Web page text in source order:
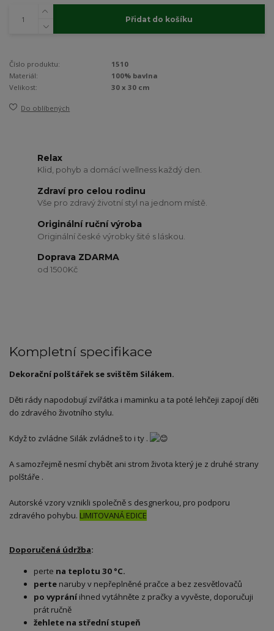
Přidat do košíku
Číslo produktu:
1510
Materiál:
100% bavlna
Velikost:
30 x 30 cm
Do oblíbených
Relax
Klid, pohyb a domácí wellness každý den.
Zdraví pro celou rodinu
Vše pro zdravý životní styl na jednom místě.
Originální ruční výroba
Originální české výrobky šité s láskou.
Doprava ZDARMA
od 1500Kč
Kompletní specifikace
Dekorační polštářek se svištěm Silákem.
Děti rády napodobují zvířátka i maminku a ta poté lehčeji zapojí děti
do zdravého životního stylu.
Když to zvládne Silák zvládneš to i ty .
A samozřejmě nesmí chybět ani strom života který je z druhé strany
polštáře .
Autorské vzory vznikli společně s desgnerkou, pro podporu
zdravého pohybu. LIMITOVANÁ EDICE
Doporučená údržba:
perte na teplotu 30 °C.
perte naruby v nepřeplněné pračce a bez zesvětlovačů
po vypráníihned vytáhněte z pračky a vyvěste, doporučuji
prát ručně
žehlete na střední stupeň